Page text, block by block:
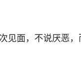
见面，不说厌恶